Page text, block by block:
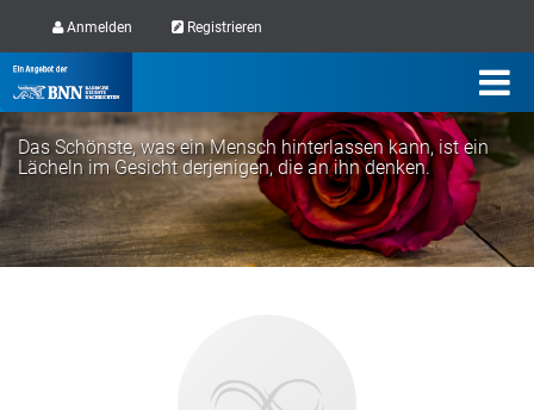
Anmelden Registrieren
Das Schönste, was ein Mensch hinterlassen kann, ist ein
Lächeln im Gesicht derjenigen, die an ihn denken.